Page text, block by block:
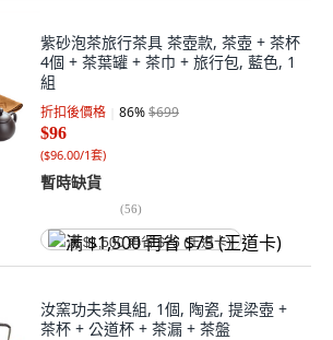
紫砂泡茶旅行茶具 茶壺款, 茶壺 + 茶杯
4個 + 茶葉罐 + 茶巾 + 旅行包, 藍色, 1
組
折扣後價格 86%$699
$96
($96.00/1套)
暫時缺貨
(56)
满 $1,500 再省 $75 (王道卡)
汝窯功夫茶具組, 1個, 陶瓷, 提梁壺 +
茶杯 + 公道杯 + 茶漏 + 茶盤